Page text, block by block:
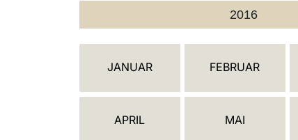
2016
JANUAR FEBRUAR
APRIL MAI